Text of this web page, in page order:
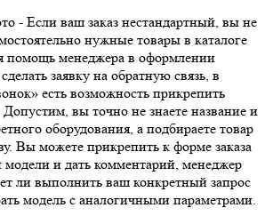
- Если ваш заказ нестандартный, вы не
нужные товары в каталоге
помощь менеджера в оформлении
заявку на обратную связь, в
есть возможность прикрепить
вы точно не знаете название и
оборудования, а подбираете товар
Вы можете прикрепить к форме заказа
и дать комментарий, менеджер
ли выполнить ваш конкретный запрос
модель с аналогичными параметрами.